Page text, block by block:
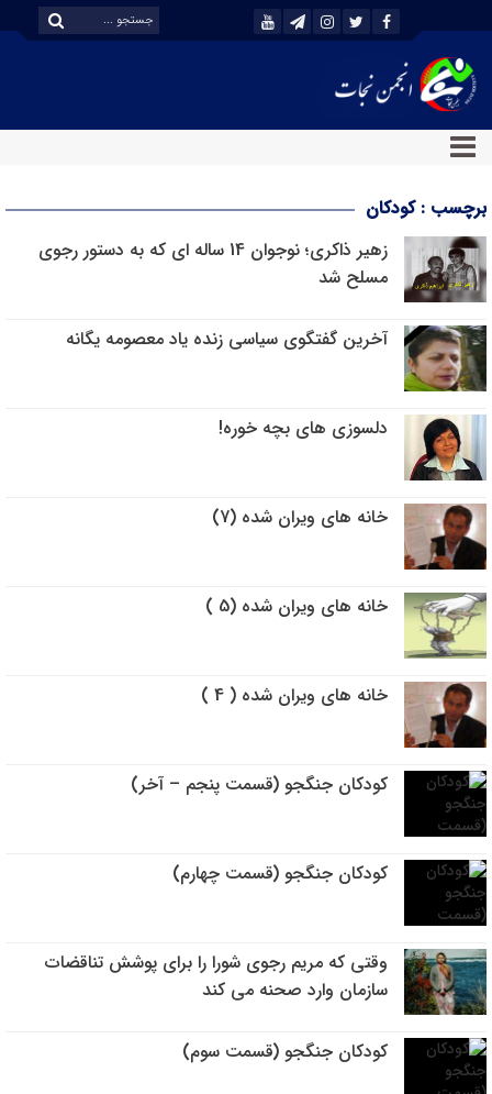
برچسب : کودکان
زهیر ذاکری؛ نوجوان 14 ساله ای که به دستور رجوی
مسلح شد
آخرین گفتگوی سیاسی زنده یاد معصومه یگانه
دلسوزی های بچه خوره!
خانه های ویران شده (7)
خانه های ویران شده (5 )
خانه های ویران شده ( 4 )
کودکان جنگجو (قسمت پنجم – آخر)
کودکان جنگجو (قسمت چهارم)
وقتي كه مريم رجوي شورا را براي پوشش تناقضات
سازمان وارد صحنه مي كند
کودکان جنگجو (قسمت سوم)